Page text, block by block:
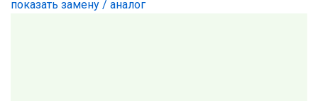
показать замену / аналог